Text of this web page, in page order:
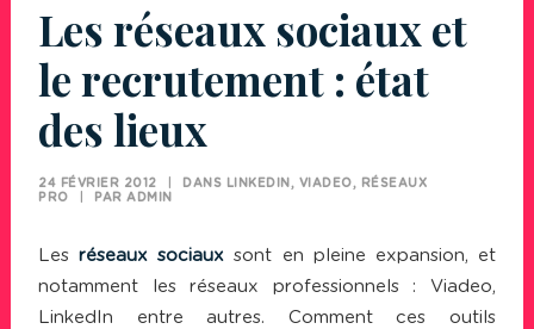
Les réseaux sociaux et
le recrutement : état
des lieux
24 FÉVRIER 2012 DANS LINKEDIN, VIADEO, RÉSEAUX
PRO
PAR ADMIN
Lesréseaux sociaux sont en pleine expansion, et
notamment les réseaux professionnels : Viadeo,
LinkedIn entre autres. Comment ces outils